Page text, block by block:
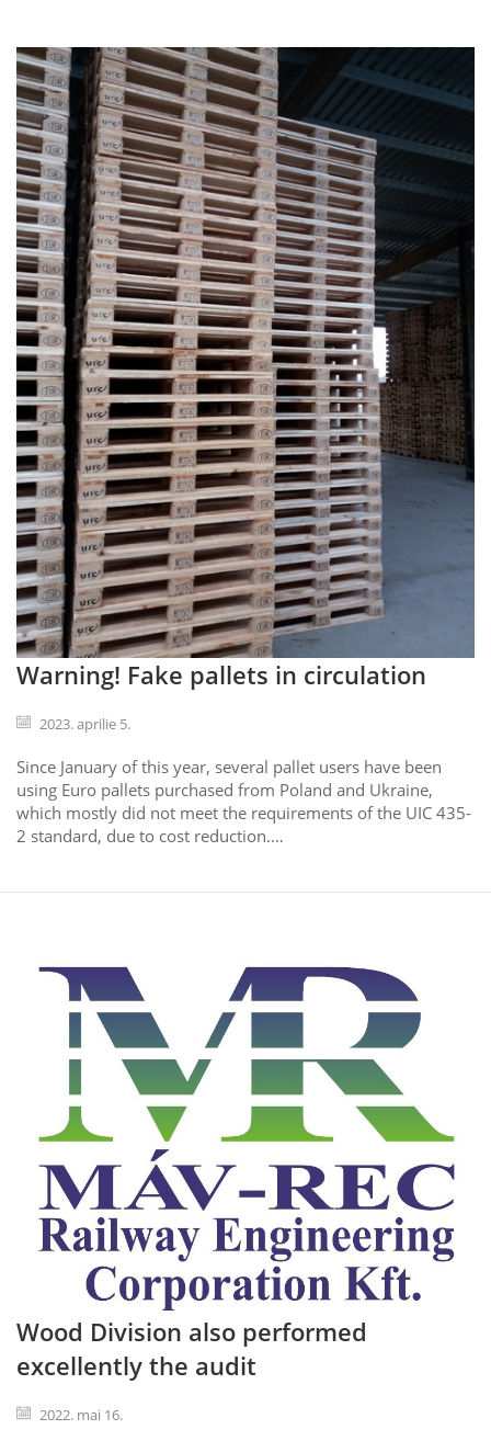
Warning! Fake pallets in circulation
2023. aprilie 5.
Since January of this year, several pallet users have been
using Euro pallets purchased from Poland and Ukraine,
which mostly did not meet the requirements of the UIC 435-
2 standard, due to cost reduction.…
Wood Division also performed
excellently the audit
2022. mai 16.